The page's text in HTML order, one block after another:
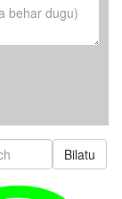
Bilatu